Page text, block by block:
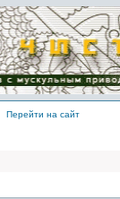
Перейти на сайт